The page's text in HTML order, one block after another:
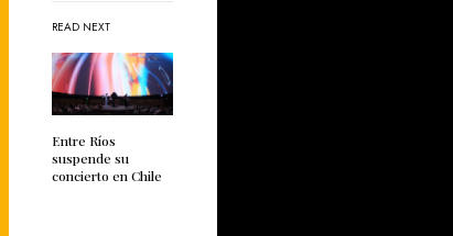
READ NEXT
Entre Ríos
suspende su
concierto en Chile